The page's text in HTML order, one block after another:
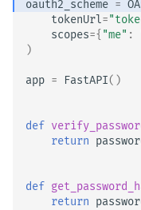
oauth2_scheme =
tokenUrl=
scopes={ "me" :
)
app = FastAPI()
def
return
def
return